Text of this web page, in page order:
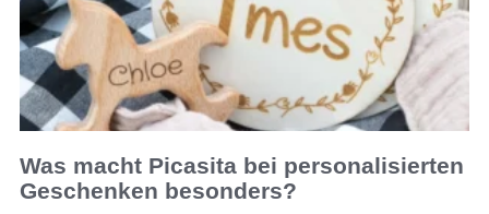
Was macht Picasita bei personalisierten
Geschenken besonders?